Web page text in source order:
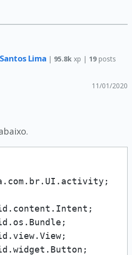
Lima | 95.8k xp | 19posts
11/01/2020